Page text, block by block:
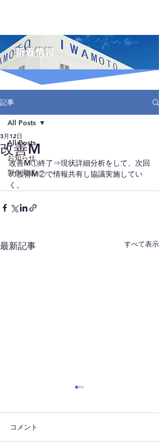
新着情報
記事
All Posts
お知らせ
製作実績
All Posts
改善M
3月12日
改善M①終了⇒現状詳細分析をして、次回
の改善M②で情報共有し協議実施してい
く。
最新記事 すべて表示
明日からもう8月 時が過ぎ
るのが早いですわ～ 酷暑日
コメント